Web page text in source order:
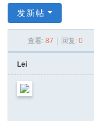
戏
家
发新帖
查看: 87 回复: 0
Lei